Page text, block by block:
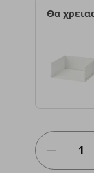
Θα